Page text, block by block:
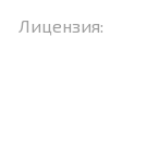
Лицензия: